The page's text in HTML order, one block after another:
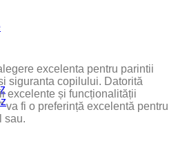
excelenta pentru parintii
siguranta copilului. Datorită
excelente și funcționalității
va fi o preferință excelentă pentru
sau.